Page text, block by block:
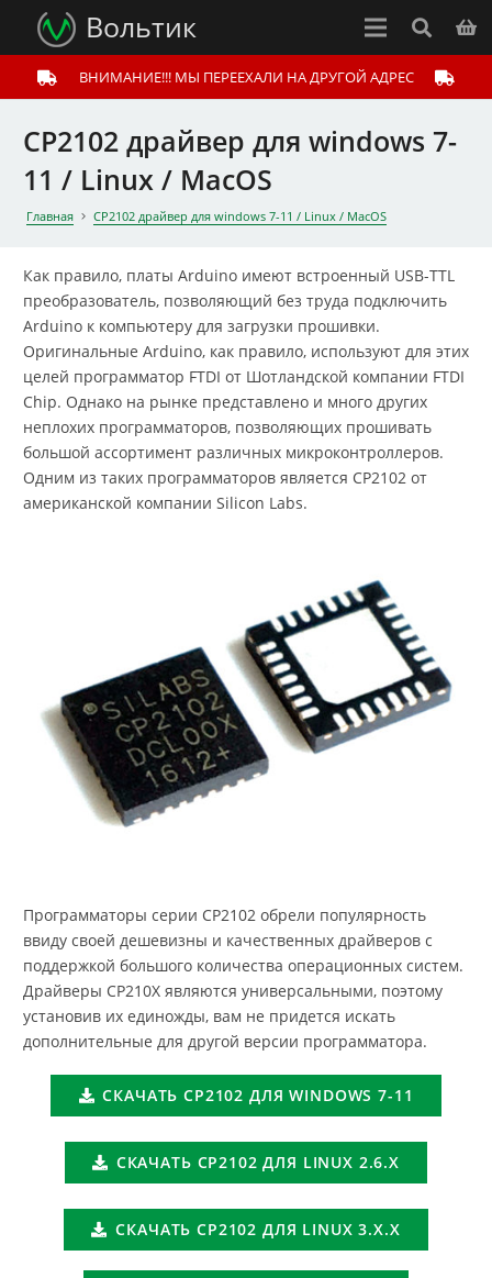
Вольтик
ВНИМАНИЕ!!! МЫ ПЕРЕЕХАЛИ НА ДРУГОЙ АДРЕС
CP2102 драйвер для windows 7-
11 / Linux / MacOS
Главная CP2102 драйвер для windows 7-11 / Linux / MacOS
Как правило, платы Arduino имеют встроенный USB-TTL
преобразователь, позволяющий без труда подключить
Arduino к компьютеру для загрузки прошивки.
Оригинальные Arduino, как правило, используют для этих
целей программатор FTDI от Шотландской компании FTDI
Chip. Однако на рынке представлено и много других
неплохих программаторов, позволяющих прошивать
большой ассортимент различных микроконтроллеров.
Одним из таких программаторов является CP2102 от
американской компании Silicon Labs.
Программаторы серии CP2102 обрели популярность
ввиду своей дешевизны и качественных драйверов с
поддержкой большого количества операционных систем.
Драйверы CP210X являются универсальными, поэтому
установив их единожды, вам не придется искать
дополнительные для другой версии программатора.
СКАЧАТЬ CP2102 ДЛЯ WINDOWS 7-11
СКАЧАТЬ CP2102 ДЛЯ LINUX 2.6.X
СКАЧАТЬ CP2102 ДЛЯ LINUX 3.X.X